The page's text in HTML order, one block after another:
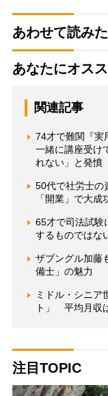
あわせて読み
あなたにオス
関連記事
74才で難関『
一緒に講座受け
れない」と発憤
50代で社労士
「開業」で大成
65才で司法試
するものではな
ザブングル加藤
備士」の魅力
ミドル・シニア
ト」 平均月収
注目TOPIC